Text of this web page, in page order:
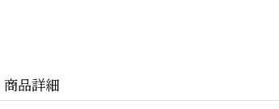
商品詳細